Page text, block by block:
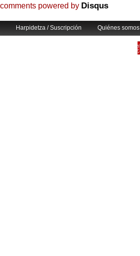
comments powered by Disqus
Harpidetza / Suscripción Quiénes somos